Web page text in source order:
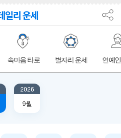
속마음 타로 별자리 운세 연예
2026
9월